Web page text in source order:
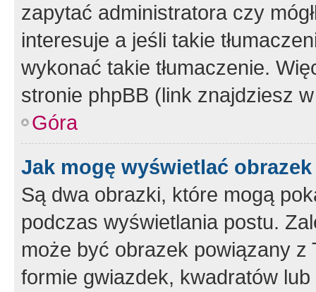
zapytać administratora czy
interesuje a jeśli takie
wykonać takie tłumaczenie.
stronie phpBB (link znajdziesz
Góra
Jak mogę wyświetlać
Są dwa obrazki, które mogą
podczas wyświetlania postu.
może być obrazek powiązany z
formie gwiazdek, kwadratów